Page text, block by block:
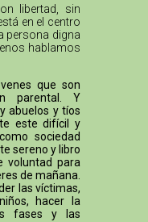
libertad, sin
en el centro
persona digna
hablamos
que son
parental. Y
abuelos y tíos
este difícil y
sociedad
sereno y libro
voluntad para
de mañana.
las víctimas,
hacer la
fases y las